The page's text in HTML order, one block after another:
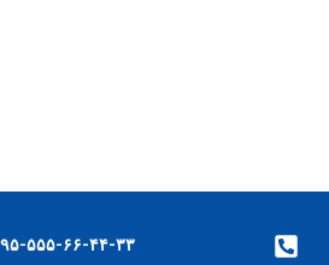
۹۹۵-۵۵۵-۶۶-۴۴-۳۳+ - ۹۹۵-۳۲۲-۲۳۸-